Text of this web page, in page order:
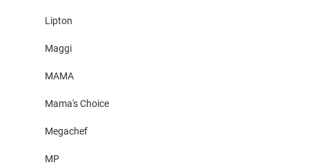
Lipton
Maggi
MAMA
Mama's Choice
Megachef
MP